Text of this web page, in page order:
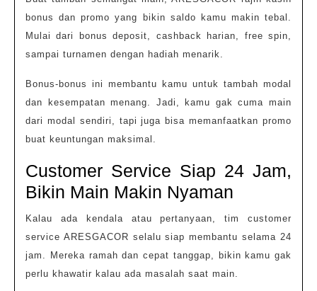
bonus dan promo yang bikin saldo kamu makin tebal.
Mulai dari bonus deposit, cashback harian, free spin,
sampai turnamen dengan hadiah menarik.
Bonus-bonus ini membantu kamu untuk tambah modal
dan kesempatan menang. Jadi, kamu gak cuma main
dari modal sendiri, tapi juga bisa memanfaatkan promo
buat keuntungan maksimal.
Customer Service Siap 24 Jam,
Bikin Main Makin Nyaman
Kalau ada kendala atau pertanyaan, tim customer
service ARESGACOR selalu siap membantu selama 24
jam. Mereka ramah dan cepat tanggap, bikin kamu gak
perlu khawatir kalau ada masalah saat main.